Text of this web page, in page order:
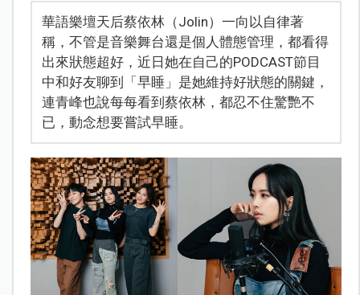
華語樂壇天后蔡依林（Jolin）一向以自律著
稱，不管是音樂舞台還是個人體態管理，都看得
出來狀態超好，近日她在自己的PODCAST節目
中和好友聊到「早睡」是她維持好狀態的關鍵，
連青峰也說每每看到蔡依林，都忍不住驚艷不
已，動念想要嘗試早睡。